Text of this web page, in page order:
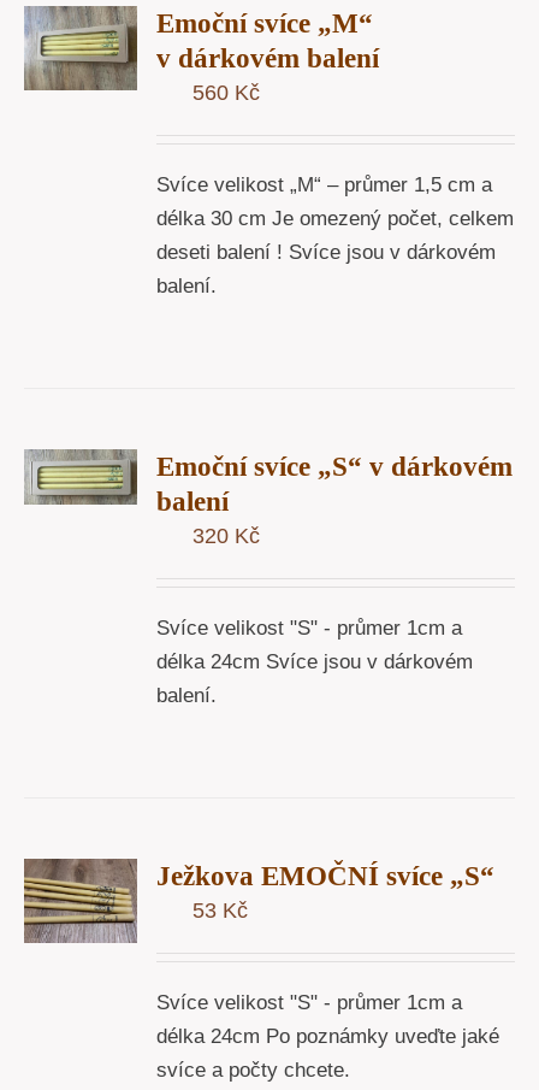
Emoční svíce „M“
v dárkovém balení
560 Kč
Svíce velikost „M“ – průmer 1,5 cm a
délka 30 cm Je omezený počet, celkem
deseti balení ! Svíce jsou v dárkovém
balení.
Emoční svíce „S“ v dárkovém
balení
320 Kč
Svíce velikost "S" - průmer 1cm a
délka 24cm Svíce jsou v dárkovém
balení.
Ježkova EMOČNÍ svíce „S“
53 Kč
Svíce velikost "S" - průmer 1cm a
délka 24cm Po poznámky uveďte jaké
svíce a počty chcete.